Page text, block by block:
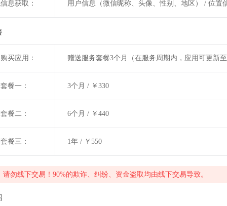
息获取： 用户信息（微信昵称、头像、性别、地区） / 位置
买应用： 赠送服务套餐3个月（在服务周期内，应用可更新
餐一： 3个月 / ￥330
餐二： 6个月 / ￥440
餐三： 1年 / ￥550
请勿线下交易！90%的欺诈、纠纷、资金盗取均由线下交易导致。